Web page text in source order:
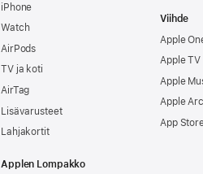
iPhone
Watch
AirPods
TV ja koti
AirTag
Lisävarusteet
Lahjakortit
Applen Lompakko
Viihde
Apple
Apple TV
Apple
Apple
App